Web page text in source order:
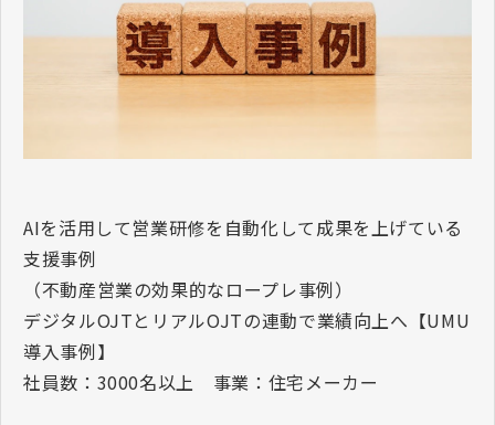
AIを活用して営業研修を自動化して成果を上げている
支援事例
（不動産営業の効果的なロープレ事例）
デジタルOJTとリアルOJTの連動で業績向上へ【UMU
導入事例】
社員数： 3000名以上 事業：住宅メーカー